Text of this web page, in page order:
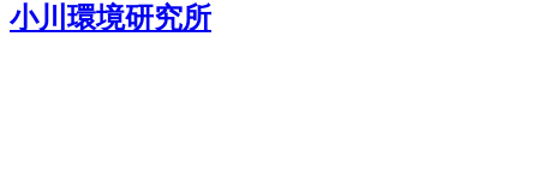
小川環境研究所